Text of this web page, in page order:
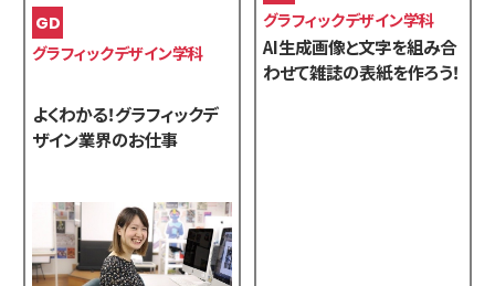
グラフィックデザイン学科
よくわかる！グラフィックデ
ザイン業界のお仕事
グラフィックデザイン学科
AI生成画像と文字を組み合
わせて雑誌の表紙を作ろう！